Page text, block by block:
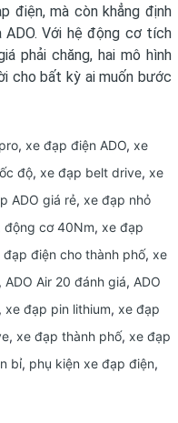
điện, mà còn khẳng định
Với hệ động cơ tích
phải chăng, hai mô hình
cho bất kỳ ai muốn bước
, xe đạp điện ADO, xe
độ, xe đạp belt drive, xe
ADO giá rẻ, xe đạp nhỏ
động cơ 40Nm, xe đạp
đạp điện cho thành phố, xe
, ADO Air 20 đánh giá, ADO
, xe đạp pin lithium, xe đạp
, xe đạp thành phố, xe đạp
bỉ, phụ kiện xe đạp điện,